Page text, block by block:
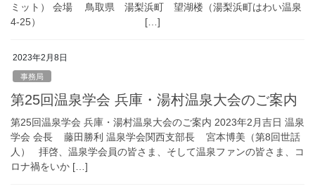
ミット） 会場 鳥取県 湯梨浜町 望湖楼（湯梨浜町はわい温泉
4-25） […]
2023年2月8日
事務局
第25回温泉学会 兵庫・湯村温泉大会のご案内
第25回温泉学会 兵庫・湯村温泉大会のご案内 2023年2月吉日 温泉
学会 会長 藤田勝利 温泉学会関西支部長 宮本博美（第8回世話
人） 拝啓、温泉学会員の皆さま、そして温泉ファンの皆さま、コ
ロナ禍をいか […]